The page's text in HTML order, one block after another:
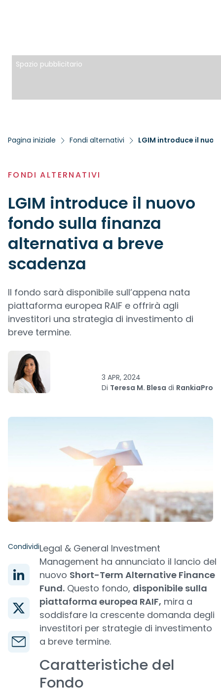
Spazio pubblicitario
Pagina iniziale Fondi alternativi LGIM introduce il
FONDI ALTERNATIVI
LGIM introduce il nuovo
fondo sulla finanza
alternativa a breve
scadenza
Il fondo sarà disponibile sull’appena nata
piattaforma europea RAIF e offrirà agli
investitori una strategia di investimento di
breve termine.
3 APR, 2024
Di Teresa M. Blesa di RankiaPro
CondividiLegal & General Investment
Management ha annunciato il lancio del
nuovo Short-Term Alternative Finance
Fund. Questo fondo, disponibile sulla
piattaforma europea RAIF, mira a
soddisfare la crescente domanda degli
investitori per strategie di investimento
a breve termine.
Caratteristiche del
Fondo